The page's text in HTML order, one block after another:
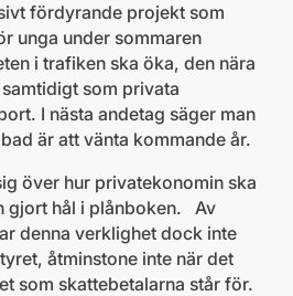
fördyrande projekt som
unga under sommaren
i trafiken ska öka, den nära
som privata
I nästa andetag säger man
är att vänta kommande år.
över hur privatekonomin ska
gjort hål i plånboken. Av
denna verklighet dock inte
åtminstone inte när det
som skattebetalarna står för.